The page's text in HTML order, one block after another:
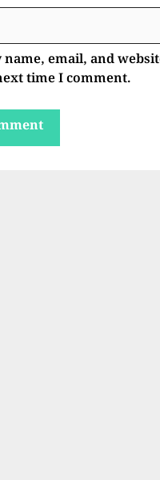
name, email, and
time I comment.